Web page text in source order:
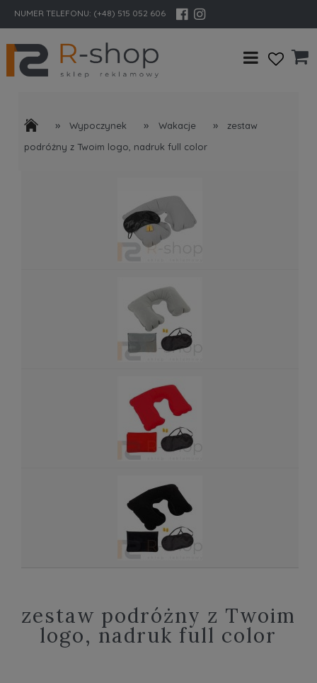
NUMER TELEFONU: (+48) 515 052 606
» Wypoczynek » Wakacje »
zestaw
podróżny z Twoim logo, nadruk full color
zestaw podróżny z Twoim
logo, nadruk full color